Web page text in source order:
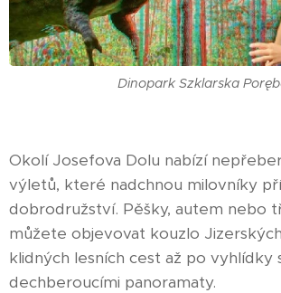
Dinopark Szklarska
Okolí Josefova Dolu nabízí
výletů, které nadchnou milovníky
dobrodružství. Pěšky, autem nebo
můžete objevovat kouzlo
klidných lesních cest až po vyhlídky
dechberoucími panoramaty.